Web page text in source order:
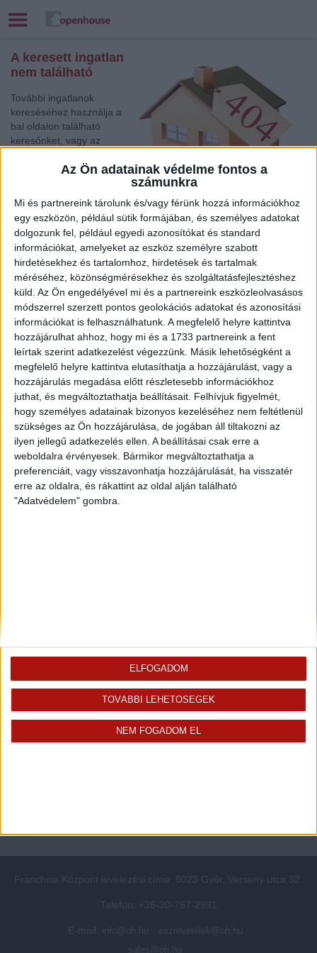
Az Ön adatainak védelme fontos a
számunkra
Mi és partnereink tárolunk és/vagy férünk hozzá információkhoz
egy eszközön, például sütik formájában, és személyes adatokat
dolgozunk fel, például egyedi azonosítókat és standard
információkat, amelyeket az eszköz személyre szabott
hirdetésekhez és tartalomhoz, hirdetések és tartalmak
méréséhez, közönségmérésekhez és szolgáltatásfejlesztéshez
küld. Az Ön engedélyével mi és a partnereink eszközleolvasásos
módszerrel szerzett pontos geolokációs adatokat és azonosítási
információkat is felhasználhatunk. A megfelelő helyre kattintva
hozzájárulhat ahhoz, hogy mi és a 1733 partnereink a fent
leírtak szerint adatkezelést végezzünk. Másik lehetőségként a
megfelelő helyre kattintva elutasíthatja a hozzájárulást, vagy a
hozzájárulás megadása előtt részletesebb információkhoz
juthat, és megváltoztathatja beállításait. Felhívjuk figyelmét,
hogy személyes adatainak bizonyos kezeléséhez nem feltétlenül
szükséges az Ön hozzájárulása, de jogában áll tiltakozni az
ilyen jellegű adatkezelés ellen. A beállításai csak erre a
weboldalra érvényesek. Bármikor megváltoztathatja a
preferenciáit, vagy visszavonhatja hozzájárulását, ha visszatér
erre az oldalra, és rákattint az oldal alján található
"Adatvédelem" gombra.
TOVÁBBI LEHETŐSÉGEK
NEM FOGADOM EL
ELFOGADOM
A keresett ingatlan
nem található
További ingatlanok
kereséséhez használja a
bal oldalon található
keresőnket, vagy az
Családi ház
Veszprém, Eladó Családi ház
Békéscsaba, Eladó Társasházi lakás, Családi ház, Garázs,
Házrész
, Eladó Társasházi lakás
Zalaegerszeg, Eladó Társasházi lakás
Sopron, Eladó Családi ház
Jászberény , Eladó Társasházi lakás, Családi ház
Veszprém
, Eladó Társasházi lakás, Családi ház
Miskolc , Eladó Családi ház
Budaörs, Eladó Családi ház
A központ munkatársai
Értékbecslés
Energetikai tanúsítvány
Blog
Adatvédelmi beállítások
Panaszkezelési tájékoztató
Franchise Központ levelezési címe: 9023 Győr, Verseny utca 32.
Telefon: +36-30-757-2991
E-mail: info@oh.hu
eszrevetelek@oh.hu
sales@oh.hu